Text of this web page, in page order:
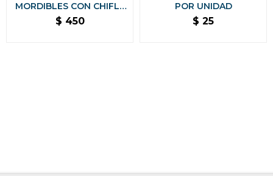
MORDIBLES CON CHIFLE
ANTI ANSIEDAD
$ 450
POR UNIDAD
$ 25